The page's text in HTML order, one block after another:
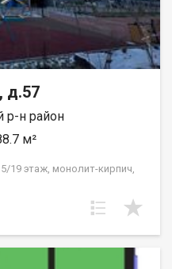
д.57
р-н район
м²
19 этаж, монолит-кирпич,